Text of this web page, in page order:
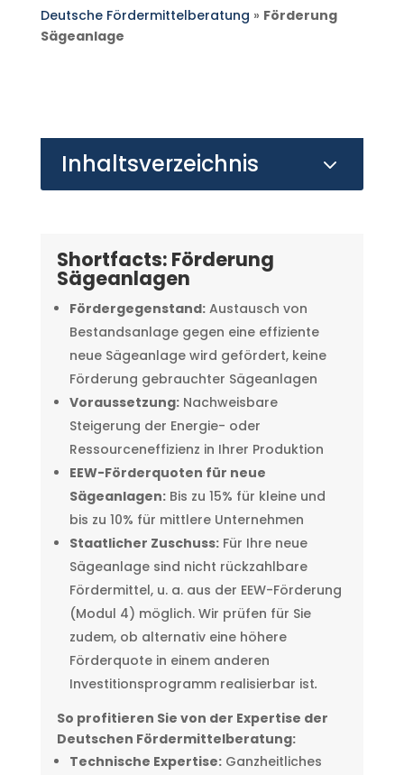
Deutsche Fördermittelberatung » Förderung
Sägeanlage
Inhaltsverzeichnis 3
Shortfacts: Förderung
Sägeanlagen
Fördergegenstand:Austausch von
Bestandsanlage gegen eine effiziente
neue Sägeanlage wird gefördert, keine
Förderung gebrauchter Sägeanlagen
Voraussetzung:Nachweisbare
Steigerung der Energie- oder
Ressourceneffizienz in Ihrer Produktion
EEW-Förderquoten für neue
Sägeanlagen:Bis zu 15% für kleine und
bis zu 10% für mittlere Unternehmen
Staatlicher Zuschuss:Für Ihre neue
Sägeanlage sind nicht rückzahlbare
Fördermittel, u. a. aus der EEW-Förderung
(Modul 4) möglich. Wir prüfen für Sie
zudem, ob alternativ eine höhere
Förderquote in einem anderen
Investitionsprogramm realisierbar ist.
So profitieren Sie von der Expertise der
Deutschen Fördermittelberatung:
Technische Expertise:Ganzheitliches